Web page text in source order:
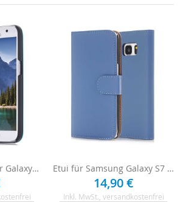
Aluminium Hülle für Galaxy S7 Edge - Hellblau Etui für Samsung Galaxy S7 Edge - Blau
14,90 €
Inkl. MwSt. , versandkostenfrei